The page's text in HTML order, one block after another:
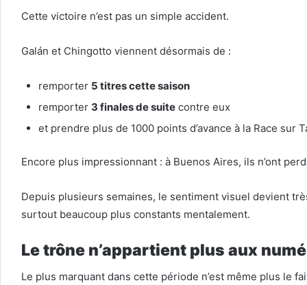
Cette victoire n’est pas un simple accident.
Galán et Chingotto viennent désormais de :
remporter 5 titres cette saison
remporter 3 finales de suite contre eux
et prendre plus de 1000 points d’avance à la Race sur
Encore plus impressionnant : à Buenos Aires, ils n’ont
Depuis plusieurs semaines, le sentiment visuel devient
surtout beaucoup plus constants mentalement.
Le trône n’appartient plus aux
Le plus marquant dans cette période n’est même plus le